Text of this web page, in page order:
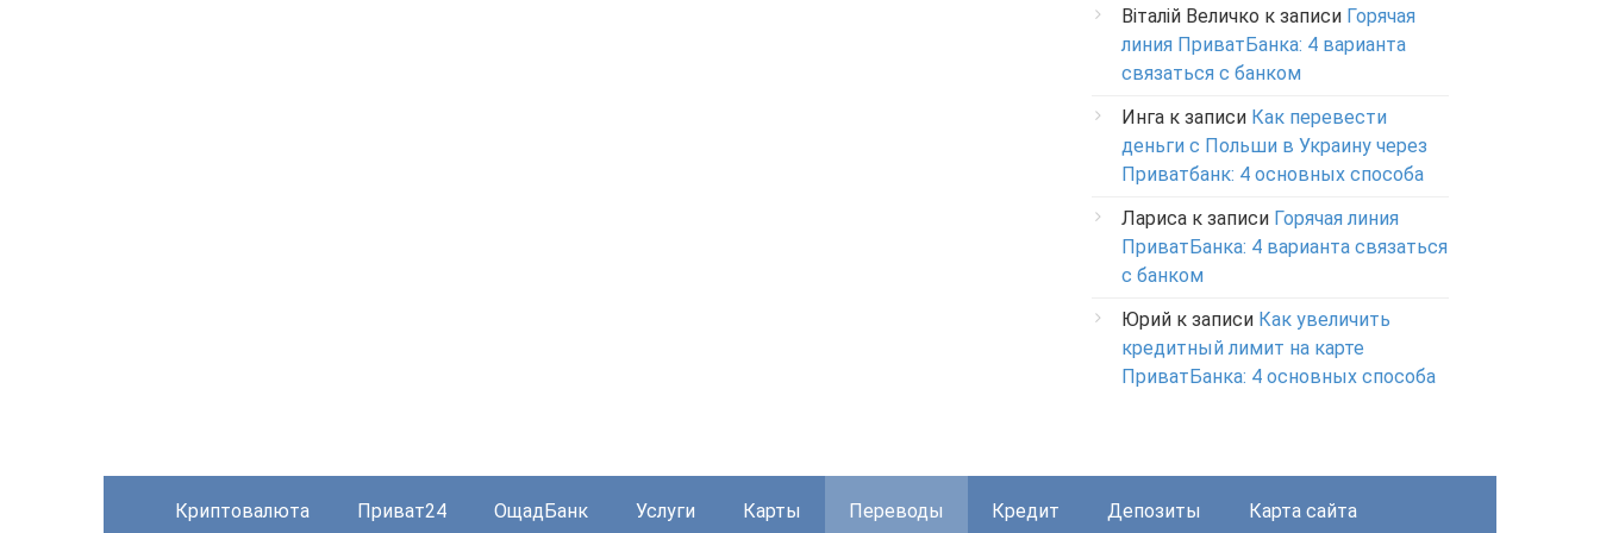
Віталій Величко к записи Горячая
линия ПриватБанка: 4 варианта
связаться с банком
Инга к записи Как перевести
деньги с Польши в Украину через
Приватбанк: 4 основных способа
Лариса к записи Горячая линия
ПриватБанка: 4 варианта связаться
с банком
Юрий к записи Как увеличить
кредитный лимит на карте
ПриватБанка: 4 основных способа
Криптовалюта Приват24 ОщадБанк Услуги Карты Переводы Кредит Депозиты Карта сайта